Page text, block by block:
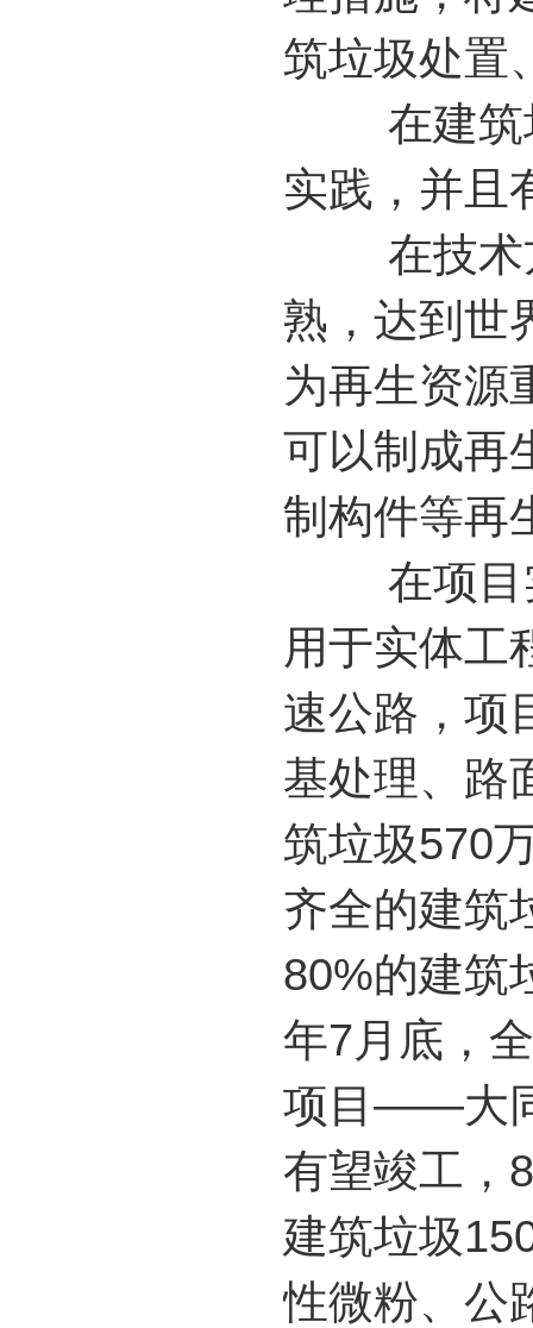
筑垃圾处置
在建筑垃
实践，并且
在技术方
熟，达到世
为再生资源
可以制成再
制构件等再
在项目实
用于实体工
速公路，项
基处理、路
筑垃圾570
齐全的建筑
80%的建筑
年7月底，
项目——大
有望竣工，
建筑垃圾
性微粉、公